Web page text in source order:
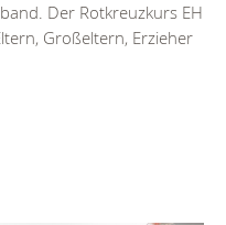
Der Rotkreuzkurs EH
Großeltern, Erzieher